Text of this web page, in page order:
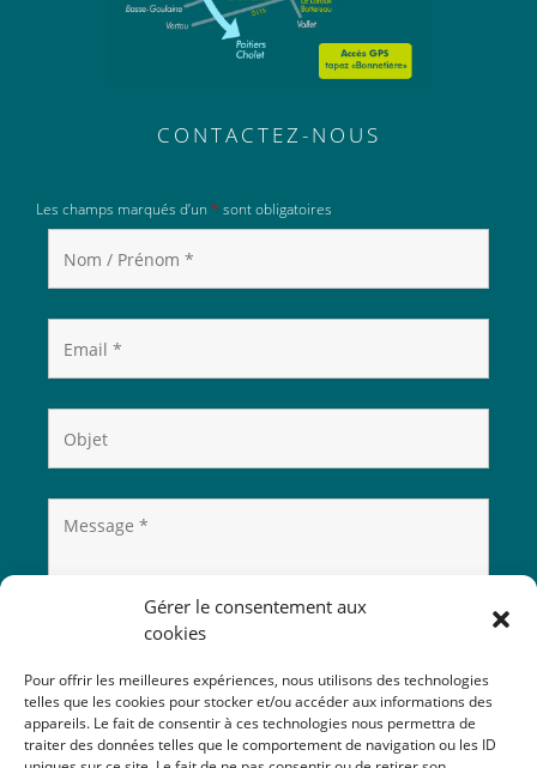
Gérer le consentement aux
cookies
Pour offrir les meilleures expériences, nous utilisons des technologies
telles que les cookies pour stocker et/ou accéder aux informations des
appareils. Le fait de consentir à ces technologies nous permettra de
traiter des données telles que le comportement de navigation ou les ID
CONTACTEZ-NOUS
Les champs marqués d’un * sont obligatoires